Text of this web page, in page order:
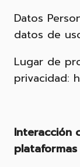
Datos
datos de
Lugar de
privacidad:
Interacción